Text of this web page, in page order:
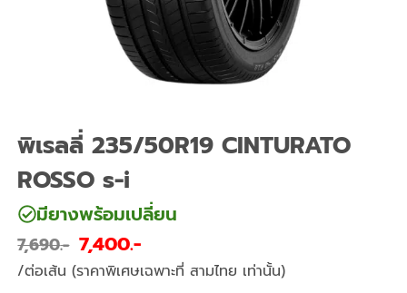
พิเรลลี่ 235/50R19 CINTURATO
ROSSO s-i
มียางพร้อมเปลี่ยน
7,690 7,400
/ต่อเส้น (ราคาพิเศษเฉพาะที่ สามไทย เท่านั้น)